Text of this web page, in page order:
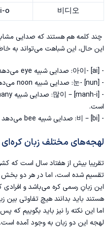
o 비디오
چند کلمه هم هستند که صدایی مشابه
این حال، این شباهت می‌تواند به
- 아이- [ai]: صدایی شبیه eye می‌دهد اما به معنی بچه است.
- 눈- [nun]: صدایی شبیه noon‌ می‌دهد اما به معنا چشم‌ها است.
است.
- 비 – [bi]: صدایی شبیه bee می‌دهد اما به معنای باران است.
لهجه‌های مختلف زبان کره‌ای
تقریبا بیش از هفتاد سال است که
تقسیم شده است، اما در هر دو بخش
این زبانِ رسمی کره می‌باشد و افرادی
هستند باید بدانند هیچ تفاوتی
اما این نکته را نیز باید بگوییم که
لهجه این دو زبان به وجود آمده است.